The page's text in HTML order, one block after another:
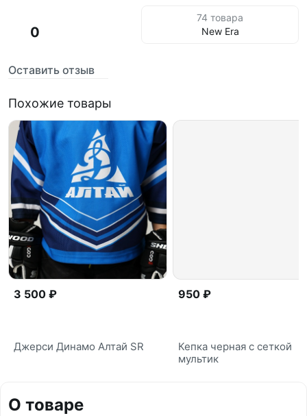
0
Оставить отзыв
74 товара
New Era
Похожие товары
3 500 ₽
Джерси Динамо Алтай SR
950 ₽
Кепка черная с сеткой
мультик
О товаре